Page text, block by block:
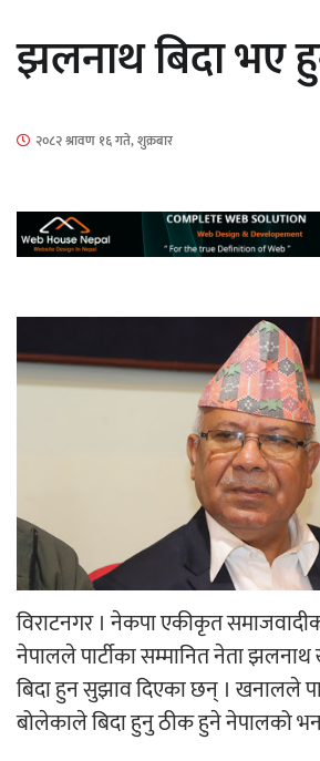
नेपालगञ्जमा पर्खाल
‘ईयुमा डट कम’ले
औपचारिक सेवा
हलमा छैन
झलनाथ बिदा भए
२०८२ श्रावण १६ गते, शुक्रबार
विराटनगर । नेकपा एकीकृत
नेपालले पार्टीका सम्मानित नेता झलनाथ
बिदा हुन सुझाव दिएका छन् । खनालले
बोलेकाले बिदा हुनु ठीक हुने नेपालको